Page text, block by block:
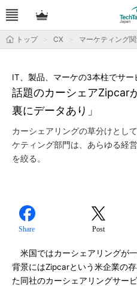
トップ CX マーケティング
話題のカーシェアZipcar
裏にデータあり」
IT、製品、マーケの3本柱でサー
カーシェアリングの草分けとし
ケティング部門は、あらゆる経
を絞る。
Share Post
米国ではカーシェアリングが
背景にはZipcarという米企業の
た同社のカーシェアリングサー